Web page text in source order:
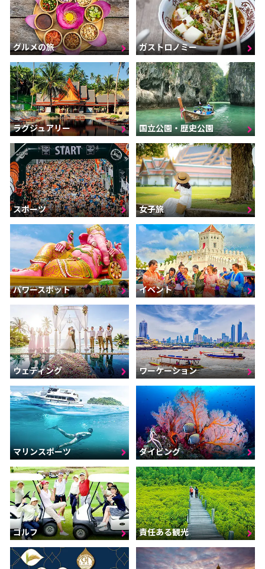
グルメの旅 ガストロノミー
ラグジュアリー 国立公園・歴史公園
スポーツ 女子旅
パワースポット イベント
ウェディング ワーケーション
マリンスポーツ ダイビング
ゴルフ 責任ある観光